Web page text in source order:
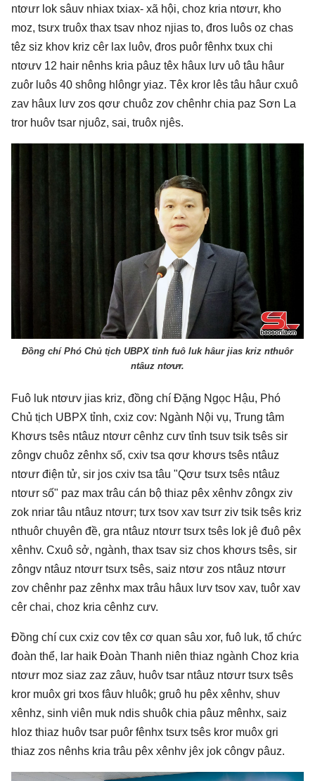
ntơưr lok sâuv nhiax txiax- xã hội, choz kria ntơưr, kho
moz, tsưx truôx thax tsav nhoz njias to, đros luôs oz chas
têz siz khov kriz cêr lax luôv, đros puôr fênhx txux chi
ntơưv 12 hair nênhs kria pâuz têx hâux lưv uô tâu hâur
zuôr luôs 40 shông hlôngr yiaz. Têx kror lês tâu hâur cxuô
zav hâux lưv zos qơư chuôz zov chênhr chia paz Sơn La
tror huôv tsar njuôz, sai, truôx njês.
Đồng chí Phó Chủ tịch UBPX tỉnh fuô luk hâur jias kriz nthuôr
ntâuz ntơưr.
Fuô luk ntơưv jias kriz, đồng chí Đặng Ngọc Hậu, Phó
Chủ tịch UBPX tỉnh, cxiz cov: Ngành Nội vụ, Trung tâm
Khơưs tsês ntâuz ntơưr cênhz cưv tỉnh tsuv tsik tsês sir
zôngv chuôz zênhx số, cxiv tsa qơư khơưs tsês ntâuz
ntơưr điện tử, sir jos cxiv tsa tâu "Qơư tsưx tsês ntâuz
ntơưr số" paz max trâu cán bộ thiaz pêx xênhv zôngx ziv
zok nriar tâu ntâuz ntơưr; tưx tsov xav tsưr ziv tsik tsês kriz
nthuôr chuyên đề, gra ntâuz ntơưr tsưx tsês lok jê đuô pêx
xênhv. Cxuô sở, ngành, thax tsav siz chos khơưs tsês, sir
zôngv ntâuz ntơưr tsưx tsês, saiz ntơư zos ntâuz ntơưr
zov chênhr paz zênhx max trâu hâux lưv tsov xav, tuôr xav
cêr chai, choz kria cênhz cưv.
Đồng chí cux cxiz cov têx cơ quan sâu xor, fuô luk, tổ chức
đoàn thể, lar haik Đoàn Thanh niên thiaz ngành Choz kria
ntơưr moz siaz zaz zâuv, huôv tsar ntâuz ntơưr tsưx tsês
kror muôx gri txos fâuv hluôk; gruô hu pêx xênhv, shuv
xênhz, sinh viên muk ndis shuôk chia pâuz mênhx, saiz
hloz thiaz huôv tsar puôr fênhx tsưx tsês kror muôx gri
thiaz zos nênhs kria trâu pêx xênhv jêx jok côngv pâuz.